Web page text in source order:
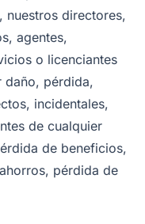
nuestros directores,
agentes,
o licenciantes
daño, pérdida,
incidentales,
de cualquier
de beneficios,
pérdida de